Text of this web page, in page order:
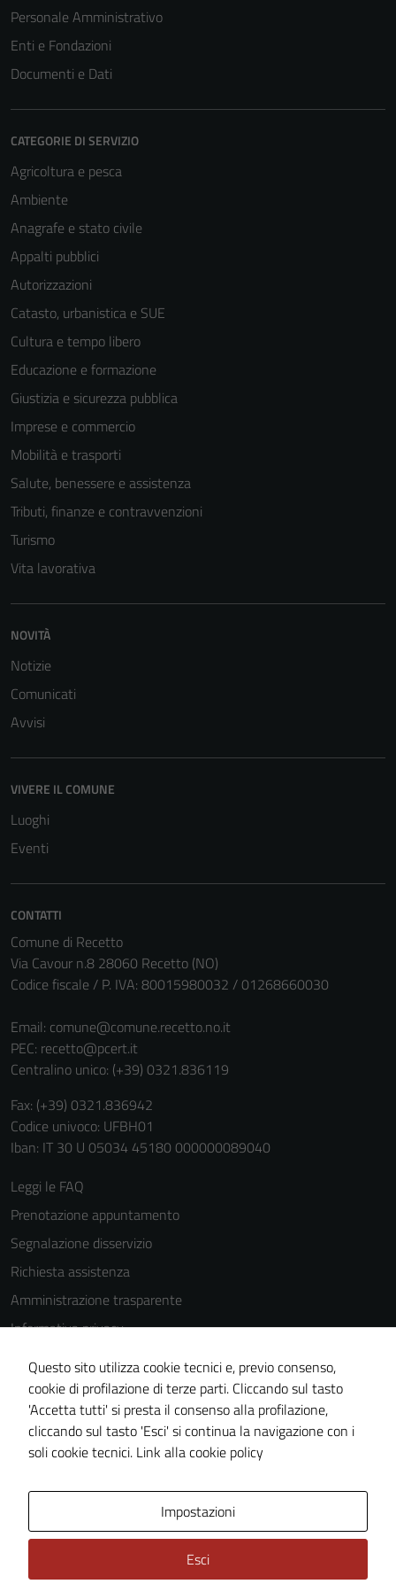
Personale Amministrativo
Enti e Fondazioni
Documenti e Dati
CATEGORIE DI SERVIZIO
Agricoltura e pesca
Ambiente
Anagrafe e stato civile
Appalti pubblici
Autorizzazioni
Catasto, urbanistica e SUE
Cultura e tempo libero
Educazione e formazione
Giustizia e sicurezza pubblica
Imprese e commercio
Mobilità e trasporti
Salute, benessere e assistenza
Tributi, finanze e contravvenzioni
Turismo
Vita lavorativa
NOVITÀ
Notizie
Comunicati
Avvisi
VIVERE IL COMUNE
Luoghi
Eventi
CONTATTI
Comune di Recetto
Via Cavour n.8 28060 Recetto (NO)
Codice fiscale / P. IVA: 80015980032 / 01268660030
Email: comune@comune.recetto.no.it
PEC: recetto@pcert.it
Centralino unico: (+39) 0321.836119
Fax: (+39) 0321.836942
Codice univoco: UFBH01
Iban: IT 30 U 05034 45180 000000089040
Leggi le FAQ
Prenotazione appuntamento
Segnalazione disservizio
Richiesta assistenza
Amministrazione trasparente
Informativa privacy
Cookie Policy
Note legali
Dichiarazione di accessibilità
Piano di miglioramento del sito
Questo sito utilizza cookie tecnici e, previo consenso,
cookie di profilazione di terze parti. Cliccando sul tasto
'Accetta tutti' si presta il consenso alla profilazione,
cliccando sul tasto 'Esci' si continua la navigazione con i
soli cookie tecnici. Link alla cookie policy
Impostazioni
Esci